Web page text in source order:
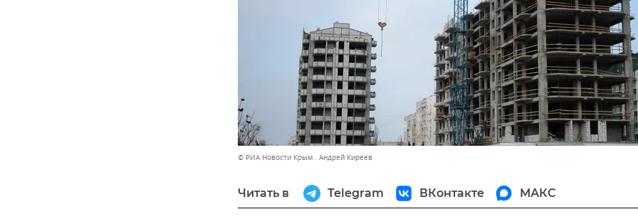
© РИА Новости Крым . Андрей Киреев
Читать в Telegram ВКонтакте МАКС